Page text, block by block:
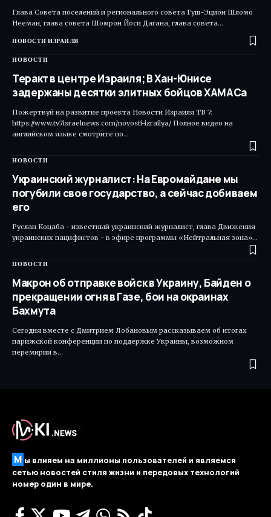
Глава Совета поселений и регионального совета Гуш-Эцион Шломо
Нееман, глава совета Шомрон Йоси Дагана, глава совета…
НОВОСТИ ИЗРАИЛЯ
НОВОСТИ
Теракт в центре Израиля; В Хан-Юнисе
задержаны десятки элитных бойцов ХАМАСа
Пожертвуй на развитие проекта Новости Израиля ТВ 7:
https://www.tv7israelnews.com/novosti-izrailya/ Полное видео на
английском языке смотрите по…
НОВОСТИ
Украинский журналист: На Евромайдане мы
погубили свое государство, а сейчас добиваем
его
Руслан Коцаба - известный украинский журналист, глава Движения
украинских пацифистов - в эфире программы «Нейтральная зона»…
НОВОСТИ
Макрон об отправке войск в Украину, Байден о
прекращении огня в Газе, бои на окраинах
Бахмута
Сегодня вместе с Дмитрием Лобановым рассказываем об итогах
парижской конференции по поддержке Украины, возможном
перемирии в…
М ы влияем на миллионы пользователей и являемся
сетью новостей стиля жизни и передовых технологий
номер один в мире.